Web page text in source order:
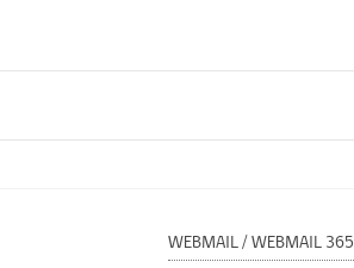
WEBMAIL /WEBMAIL 365